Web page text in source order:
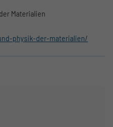
Materialien
physik-der-materialien/